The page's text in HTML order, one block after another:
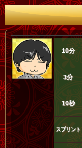
10分
3分
10秒
スプリント